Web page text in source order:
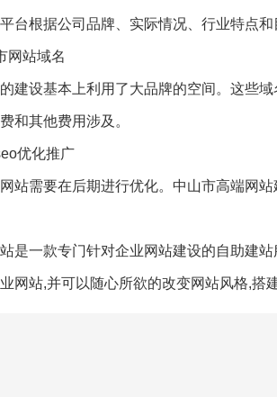
台根据公司品牌、实际情况、行业特点
网站域名
建设基本上利用了大品牌的空间。这些
和其他费用涉及。
优化推广
站需要在后期进行优化。中山市高端网
是一款专门针对企业网站建设的自助建
网站,并可以随心所欲的改变网站风格,搭